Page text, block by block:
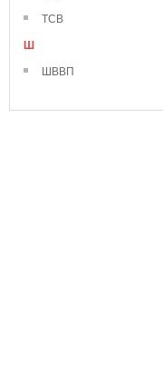
ТСВ
Ш
ШВВП